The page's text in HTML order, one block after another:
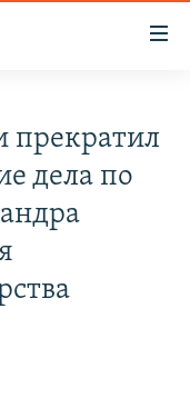
прекратил
дела по